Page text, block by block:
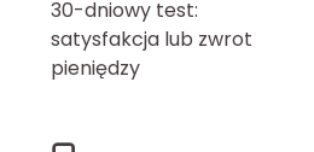
30-dniowy test:
satysfakcja lub zwrot
pieniędzy